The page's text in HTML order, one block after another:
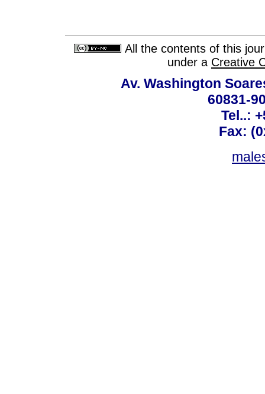
All the contents of this
under a Creative
Av. Washington
60831-
Tel..:
Fax: